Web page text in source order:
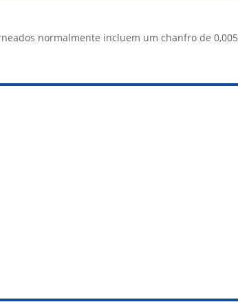
normalmente incluem um chanfro de 0,005